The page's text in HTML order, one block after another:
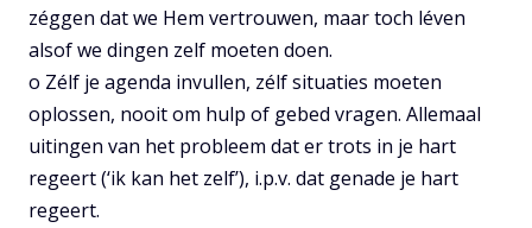
zéggen dat we Hem vertrouwen, maar toch léven
alsof we dingen zelf moeten doen.
o Zélf je agenda invullen, zélf situaties moeten
oplossen, nooit om hulp of gebed vragen. Allemaal
uitingen van het probleem dat er trots in je hart
regeert (‘ik kan het zelf’), i.p.v. dat genade je hart
regeert.